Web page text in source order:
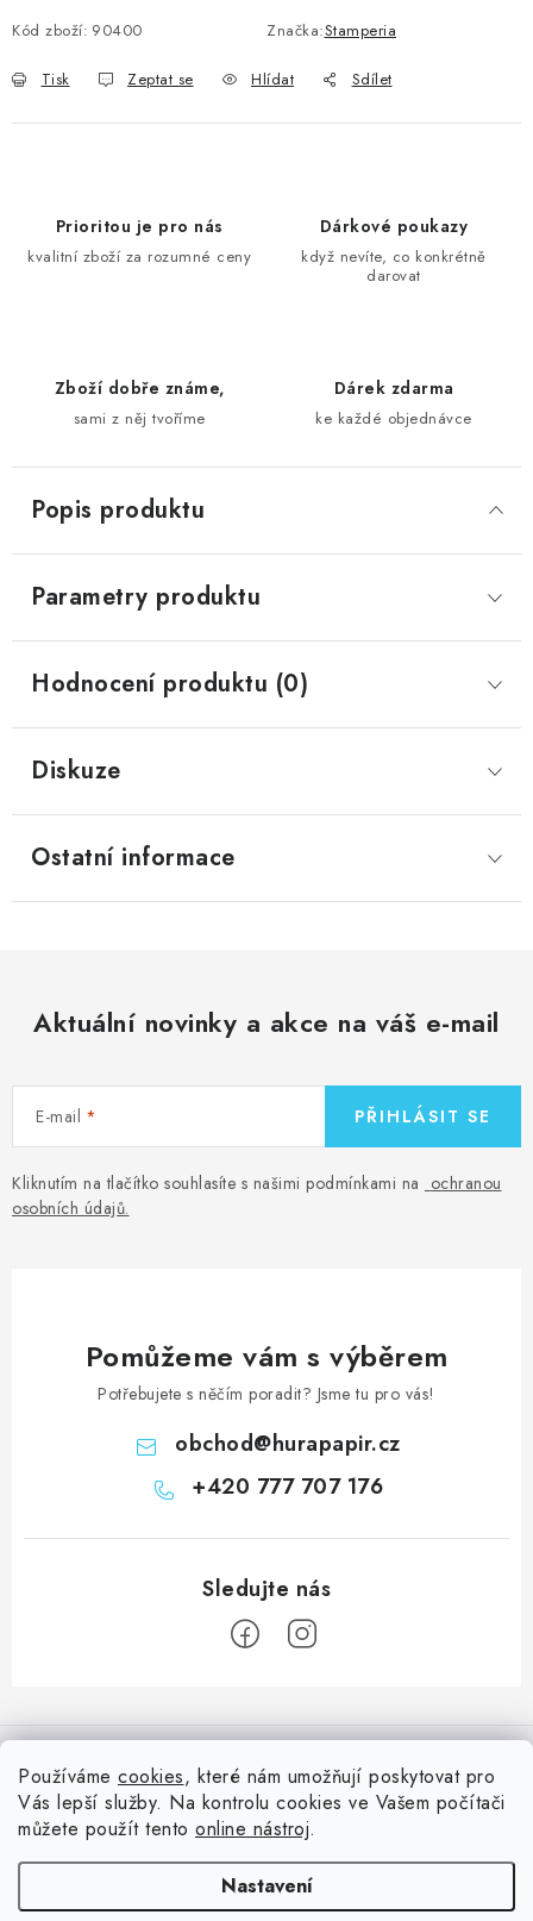
Používáme cookies, které nám umožňují poskytovat pro
Vás lepší služby. Na kontrolu cookies ve Vašem počítači
můžete použít tento online nástroj.
Nastavení
Kód zboží: 90400 Značka:Stamperia
Tisk Zeptat se Hlídat Sdílet
Prioritou je pro nás
kvalitní zboží za rozumné ceny
Dárkové poukazy
když nevíte, co konkrétně
darovat
Zboží dobře známe,
sami z něj tvoříme
Dárek zdarma
ke každé objednávce
Popis produktu
Parametry produktu
Hodnocení produktu (0)
Diskuze
Ostatní informace
Aktuální novinky a akce na váš e-mail
E-mail
Kliknutím na tlačítko souhlasíte s našimi podmínkami na ochranou
osobních údajů.
PŘIHLÁSIT SE
Pomůžeme vám s výběrem
Potřebujete s něčím poradit? Jsme tu pro vás!
obchod@hurapapir.cz
+420 777 707 176
á
Doprava
Nepřehlédněte
Blog s nápady a návody
Slovník pojmů, české návody